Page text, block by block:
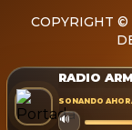
COPYRIGHT
RADIO
SONANDO
🔊